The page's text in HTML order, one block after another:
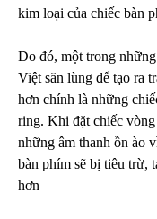
kim loại của chiếc bàn
Do đó, một trong
Việt săn lùng để tạo ra
hơn chính là những
ring. Khi đặt chiếc
những âm thanh ồn ào
bàn phím sẽ bị tiêu trừ,
hơn